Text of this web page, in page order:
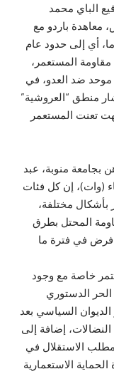
في عام 1881 بعد توقيع الباي محمد
معاهدة باردو مع
الفرنسية، ليستمر على مدى 75 عاما، أي إلى حدود عام
مقاومة المستعمر،
ضد العدو، في
منطق “العروشية”
تعنت المستعمر
بجامعة منوبة، عبد
(وات)، إن كل فئات
مختلفة،
المحتل بطرق
فرض في فترة ما
خاصة مع وجود
الدستوري
أو الديوان السياسي بعد
وذكر أن هذه النضالات، إضافة إلى
حدود 1946، لم تطرح مطلب الاستقلال في
الاستعمارية